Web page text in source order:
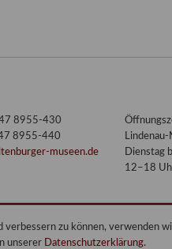
zu können, verwenden
unserer Datenschutzerklärung.
8955-430
8955-440
museen.de
Dienstag
12–18